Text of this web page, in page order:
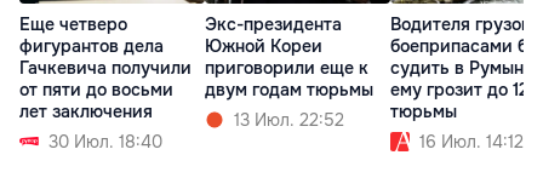
Еще четверо
фигурантов дела
Гачкевича получили
от пяти до восьми
лет заключения
30 Июл. 18:40
Экс-президента
Южной Кореи
приговорили еще к
двум годам тюрьмы
13 Июл. 22:52
Водителя
боеприпасами
судить в
ему грозит до 12
тюрьмы
16 Июл. 14:12